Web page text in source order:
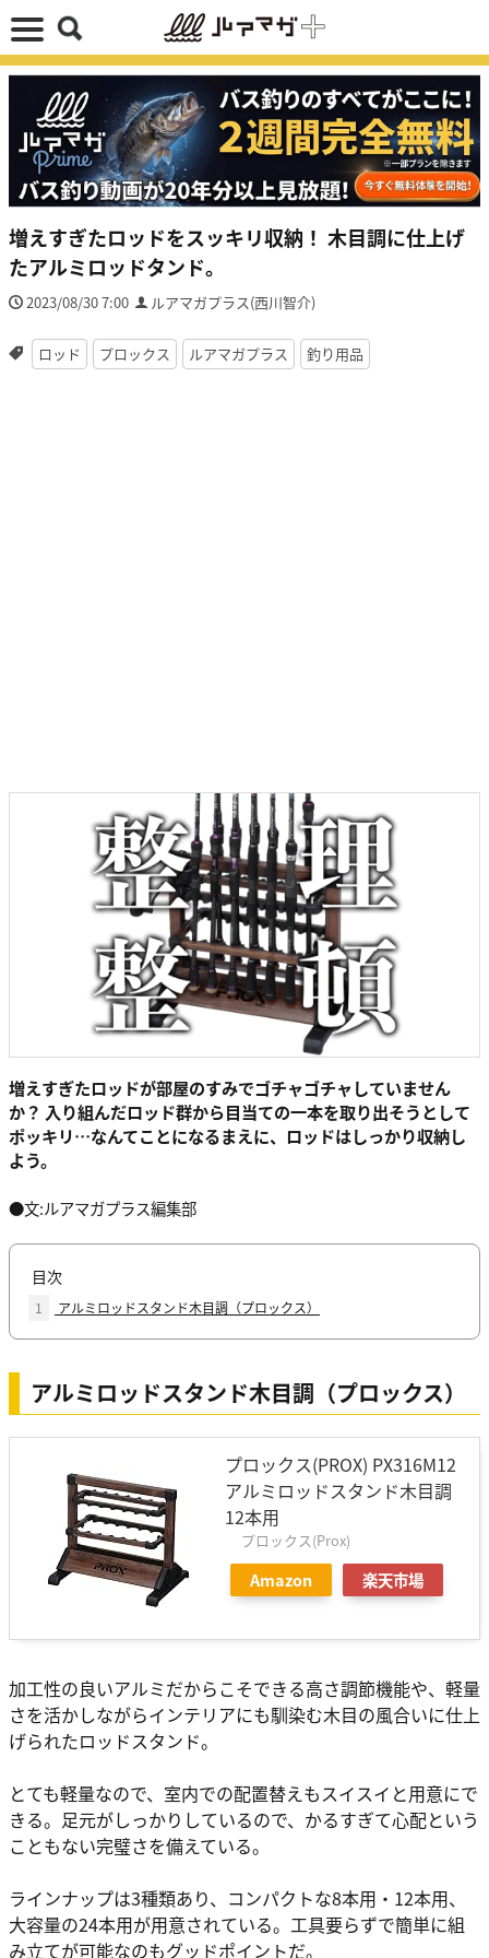
増えすぎたロッドをスッキリ収納！ 木目調に仕上げ
たアルミロッドタンド。
2023/08/30 7:00 ルアマガプラス(西川智介)
ロッド プロックス ルアマガプラス 釣り用品
増えすぎたロッドが部屋のすみでゴチャゴチャしていません
か？ 入り組んだロッド群から目当ての一本を取り出そうとして
ポッキリ…なんてことになるまえに、ロッドはしっかり収納し
よう。
●文:ルアマガプラス編集部
目次
1 アルミロッドスタンド木目調（プロックス）
アルミロッドスタンド木目調（プロックス）
プロックス(PROX) PX316M12
アルミロッドスタンド木目調
12本用
プロックス(Prox)
Amazon 楽天市場
加工性の良いアルミだからこそできる高さ調節機能や、軽量
さを活かしながらインテリアにも馴染む木目の風合いに仕上
げられたロッドスタンド。
とても軽量なので、室内での配置替えもスイスイと用意にで
きる。足元がしっかりしているので、かるすぎて心配という
こともない完璧さを備えている。
ラインナップは3種類あり、コンパクトな8本用・12本用、
大容量の24本用が用意されている。工具要らずで簡単に組
み立てが可能なのもグッドポイントだ。